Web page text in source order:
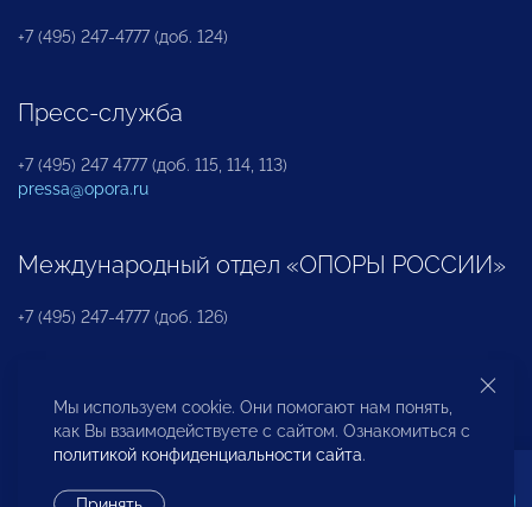
+7 (495) 247-4777 (доб. 124)
Пресс-служба
+7 (495) 247 4777 (доб. 115, 114, 113)
pressa@opora.ru
Международный отдел «ОПОРЫ РОССИИ»
+7 (495) 247-4777 (доб. 126)
Бюро по защите прав предпринимателей и
инвесторов
Мы используем cookie. Они помогают нам понять,
как Вы взаимодействуете с сайтом. Ознакомиться с
политикой конфиденциальности сайта.